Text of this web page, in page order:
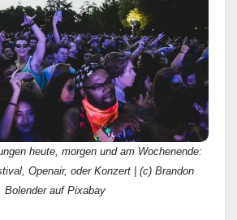
heute, morgen und am Wochenende:
Openair, oder Konzert | (c) Brandon
Bolender auf Pixabay